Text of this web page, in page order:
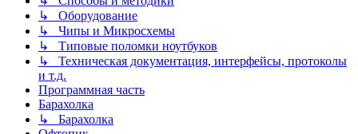
↳ Оборудование
↳ Чипы и Микросхемы
↳ Типовые поломки ноутбуков
↳ Техническая документация, интерфейсы, протоколы
и т.д.
Программная часть
Барахолка
↳ Барахолка